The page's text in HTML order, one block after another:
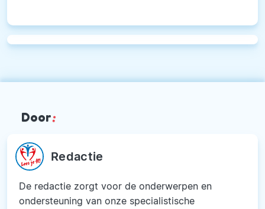
Door:
Redactie
De redactie zorgt voor de onderwerpen en
ondersteuning van onze specialistische